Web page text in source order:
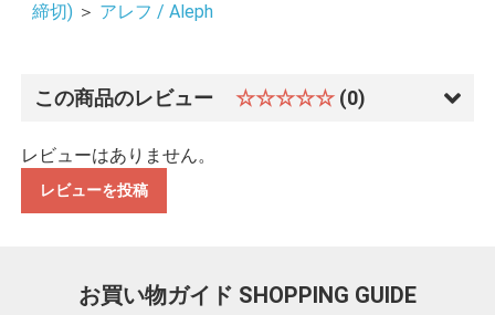
お買い物を続ける カートへ進む
締切) ＞ アレフ / Aleph
この商品のレビュー ☆☆☆☆☆ (0)
レビューはありません。
レビューを投稿
お買い物ガイド SHOPPING GUIDE